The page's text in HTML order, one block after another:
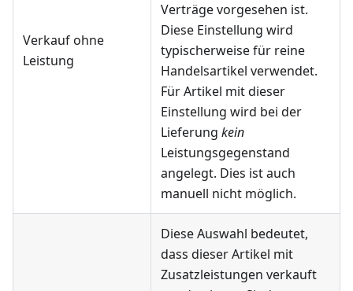
Verkauf ohne
Leistung
Verträge vorgesehen ist.
Diese Einstellung wird
typischerweise für reine
Handelsartikel verwendet.
Für Artikel mit dieser
Einstellung wird bei der
Lieferung kein
Leistungsgegenstand
angelegt. Dies ist auch
manuell nicht möglich.
Diese Auswahl bedeutet,
dass dieser Artikel mit
Zusatzleistungen verkauft